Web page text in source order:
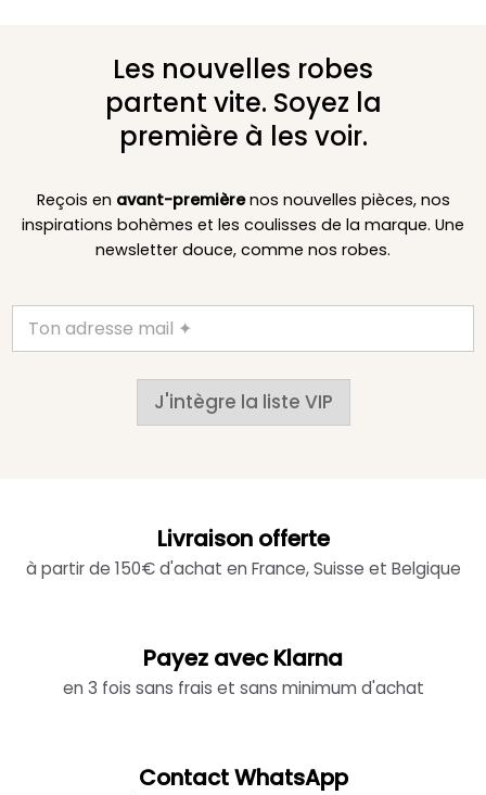
Les nouvelles robes
partent vite. Soyez la
première à les voir.
Reçois en avant-premièrenos nouvelles pièces, nos
inspirations bohèmes et les coulisses de la marque. Une
newsletter douce, comme nos robes.
J'intègre la liste VIP
Livraison offerte
à partir de 150€ d'achat en France, Suisse et Belgique
Payez avec Klarna
en 3 fois sans frais et sans minimum d'achat
Contact WhatsApp